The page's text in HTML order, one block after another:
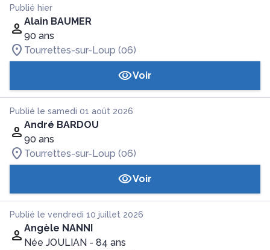
Publié hier
Alain BAUMER
90 ans
Tourrettes-sur-Loup (06)
Voir
Publié le samedi 01 août 2026
André BARDOU
90 ans
Tourrettes-sur-Loup (06)
Voir
Publié le vendredi 10 juillet 2026
Angèle NANNI
Née JOULIAN - 84 ans